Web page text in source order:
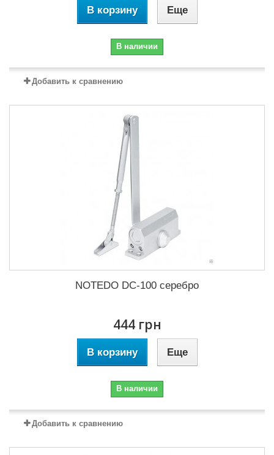
В корзину Еще
В наличии
Добавить к сравнению
NOTEDO DC-100 серебро
444 грн
В корзину Еще
В наличии
Добавить к сравнению